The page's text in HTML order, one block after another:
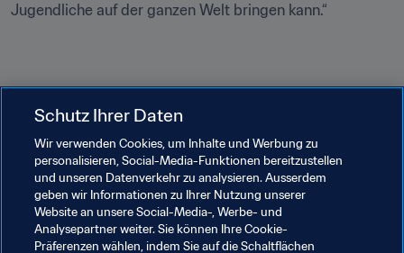
Jugendliche auf der ganzen Welt bringen kann.“
Verwandte Themen
Nachhaltigkeit Menschenrechte
FIFA-Präsident Organisation Benin
Comoros Côte d'Ivoire Rwanda
Schutz Ihrer Daten
Wir verwenden Cookies, um Inhalte und Werbung zu
personalisieren, Social-Media-Funktionen bereitzustellen
und unseren Datenverkehr zu analysieren. Ausserdem
geben wir Informationen zu Ihrer Nutzung unserer
Website an unsere Social-Media-, Werbe- und
Analysepartner weiter. Sie können Ihre Cookie-
Präferenzen wählen, indem Sie auf die Schaltflächen